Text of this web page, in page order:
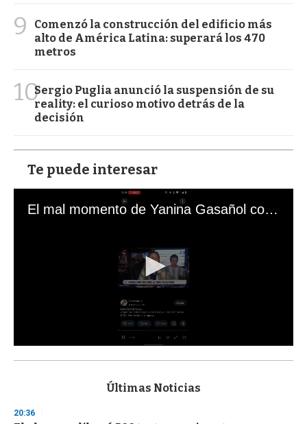
9
Comenzó la construcción del edificio más
alto de América Latina: superará los 470
metros
10Sergio Puglia anunció la suspensión de su
reality: el curioso motivo detrás de la
decisión
Te puede interesar
El mal momento de Yanina Gasañol con un hincha argentino en "Subrayado"
s
d
Últimas Noticias
20:36